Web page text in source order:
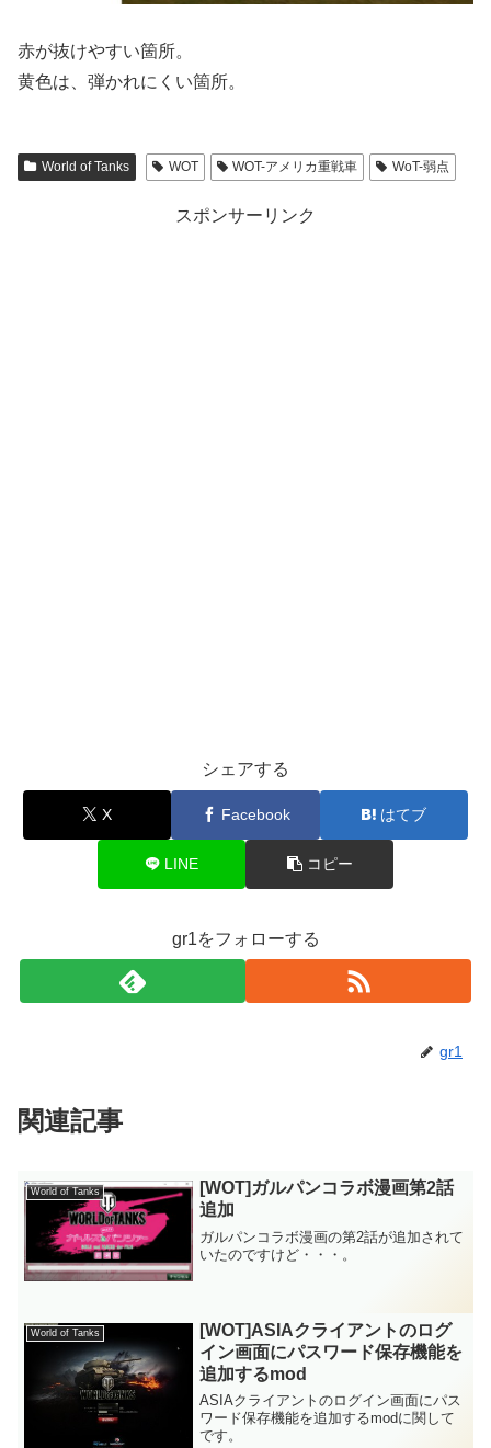
赤が抜けやすい箇所。
黄色は、弾かれにくい箇所。
World of Tanks WOT WOT-アメリカ重戦車 WoT-弱点
スポンサーリンク
シェアする
X Facebook はてブ
LINE コピー
gr1をフォローする
gr1
関連記事
World of Tanks
[WOT]ガルパンコラボ漫画第2話
追加
ガルパンコラボ漫画の第2話が追加されて
いたのですけど・・・。
World of Tanks
[WOT]ASIAクライアントのログ
イン画面にパスワード保存機能を
追加するmod
ASIAクライアントのログイン画面にパス
ワード保存機能を追加するmodに関して
です。